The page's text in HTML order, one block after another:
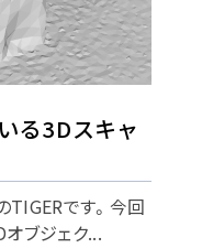
る3Dスキャ
TIGERです。今回
ブジェク...